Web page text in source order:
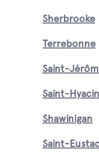
Sherbrooke
Terrebonne
Saint-
Saint-
Shawinigan
Saint-